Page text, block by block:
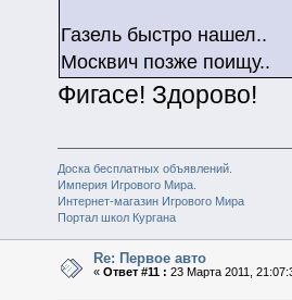
Газель быстро нашел..
Москвич позже поищу..
Фигасе! Здорово!
Доска бесплатных объявлений.
Империя Игрового Мира.
Интернет-магазин Игрового Мира
Портал школ Кургана
Re: Первое авто
« Ответ #11 : 23 Марта 2011,